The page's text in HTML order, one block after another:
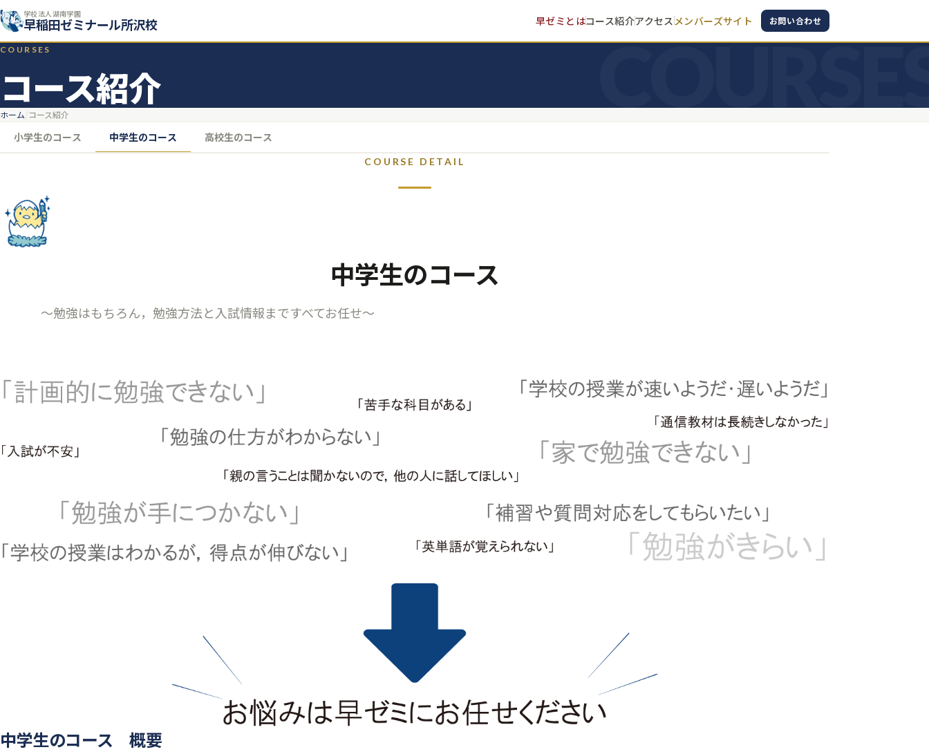
学校法人湖南学園
早稲田ゼミナール所沢校 お問い合わせ
早ゼミとはコース紹介アクセスメンバーズサイト
COURSES
コース紹介
ホーム コース紹介
小学生のコース 中学生のコース 高校生のコース
COURSE DETAIL
中学生のコース
～勉強はもちろん，勉強方法と入試情報まですべてお任せ～
中学生のコース 概要